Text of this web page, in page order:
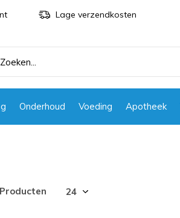
Onderhoud Voeding Apotheek
Lage verzendkosten